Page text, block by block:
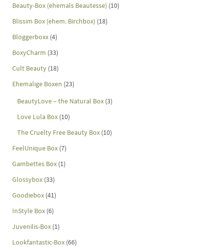
Beauty-Box (ehemals Beautesse) (10)
Blissim Box (ehem. Birchbox) (18)
Bloggerboxx (4)
BoxyCharm (33)
Cult Beauty (18)
Ehemalige Boxen (23)
BeautyLove – the Natural Box (3)
Love Lula Box (10)
The Cruelty Free Beauty Box (10)
FeelUnique Box (7)
Gambettes Box (1)
Glossybox (33)
Goodiebox (41)
InStyle Box (6)
Juvenilis-Box (1)
Lookfantastic-Box (66)